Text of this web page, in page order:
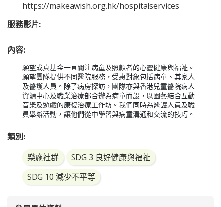
https://makeawish.org.hk/hospitalservices
服務影片:
內容:
願望成真基金一直關注病童及照顧者的心靈健康與福祉。
願望團隊提供不同醫院服務，受惠對象包括病童、其家人
及醫護人員。除了病房探訪，團隊亦與香港兒童醫院病人
資源中心及職業治療部合辦為病童而設，以園藝結合互動
音樂及遊戲的康復治療工作坊。我們同時為醫護人員及職
員舉辦活動，讓他們從中學習與病童溝通和交流的技巧。
類別:
樂施社群
SDG 3 良好健康與福祉
SDG 10 減少不平等